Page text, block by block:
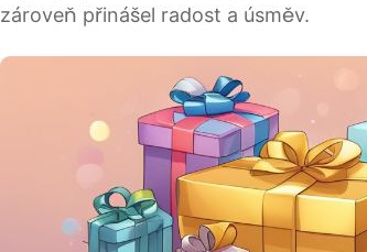
zároveň přinášel radost a úsměv.